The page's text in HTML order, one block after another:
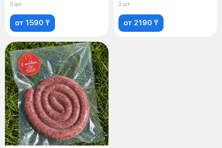
3 шт.
от 1590 ₸
2 шт.
от 2190 ₸